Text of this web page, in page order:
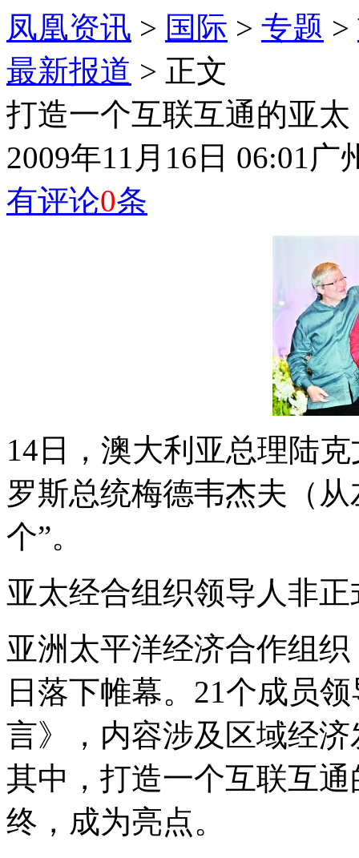
凤凰资讯 > 国际 > 专题 >
最新报道 > 正文
打造一个互联互通的亚太
2009年11月16日 06:01广
有评论0条
14日，澳大利亚总理陆
罗斯总统梅德韦杰夫（
个”。
亚太经合组织领导人非
亚洲太平洋经济合作组
日落下帷幕。21个成员
言》，内容涉及区域经
其中，打造一个互联互
终，成为亮点。